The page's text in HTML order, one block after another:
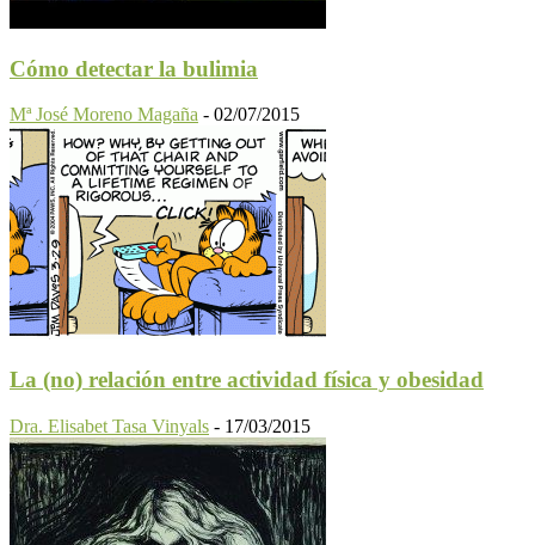
Cómo detectar la bulimia
Mª José Moreno Magaña - 02/07/2015
La (no) relación entre actividad física y obesidad
Dra. Elisabet Tasa Vinyals - 17/03/2015